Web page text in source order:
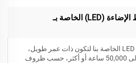
ما هو عمر شرائط الإضاءة (LED) الخاصة بـ
ذات عمر طويل،
عادةً ما تستغرق ما يصل إلى 50,000 ساعة أو أكثر، حسب ظروف